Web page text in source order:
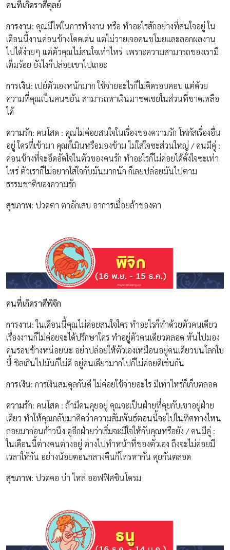
คนที่เกิดราศีตุลย์
การงาน: คุณมีไฟในการทำงาน หรือ ทำอะไรสักอย่างที่สนใจอยู่ ใน
เดือนนี้งานค่อนข้างโดดเด่น แต่ไม่วายเจอคนขโมยและลอกผลงาน
ไปได้ง่ายๆ แต่ตัวคุณไม่สนใจเท่าไหร่ เพราะความสามารถของเรามี
เต็มร้อย ยังไงก็ปล่อยเขาไปเถอะ
การเงิน: เปย์ตัวเองหนักมาก ใช้จ่ายอะไรก็ไม่คิดรอบคอบ แต่ด้วย
ความที่คุณเป็นคนขยัน สามารถหาเงินมาชดเชยในส่วนที่ขาดเหลือ
ได้
ความรัก: คนโสด : คุณไม่ค่อยสนใจในเรื่องของความรัก โฟกัสเรื่องอื่น
อยู่ ใครที่เข้ามา คุณก็เมินหรือมองข้าม ไม่ใส่ใจซะส่วนใหญ่ / คนมีคู่ :
ค่อนข้างที่จะอึดอัดใจในตัวของคนรัก ทำอะไรก็ไม่ค่อยได้ดั่งใจซะเท่า
ไหร่ ตัวเราก็ไม่อยากใส่ใจกับมันมากนัก ก็เลยปล่อยมันไปตาม
ธรรมชาติของความรัก
สุขภาพ: ปวดตา ตาอักเสบ อาการเมื่อยล้าของตา
คนที่เกิดราศีพิจิก
การงาน: ในเดือนนี้คุณไม่ค่อยสนใจใคร ทำอะไรก็ทำด้วยตัวคนเดียว
เรื่องงานก็ไม่ค่อยจะได้ปรึกษาใคร ทำอยู่ตัวคนเดียวตลอด หันไปมอง
คนรอบข้างหน่อยนะ อย่าปล่อยให้ตัวเองเหมือนอยู่คนเดียวบนโลกใบ
นี้ ชิลเกินไปมันก็ไม่ดี อยู่คนเดียวมากไปก็ไม่ค่อยดีเช่นกัน
การเงิน: การเงินสมดุลกันดี ไม่ค่อยใช้จ่ายอะไร มีเท่าไหร่ก็เก็บตลอด
ความรัก: คนโสด : ถ้ามีคนคุยอยู่ คุณจะเป็นฝ่ายที่คุยกับเขาอยู่ฝ่าย
เดียว ทำให้คุณกลับมาคิดว่าความสัมพันธ์ตอนนี้จะไปในทิศทางไหน
ถอยมาก่อนก้าวนึง ดูอีกฝ่ายว่าเริ่มจะมีใจให้กับคุณหรือยัง / คนมีคู่ :
ในเดือนนี้ต่างคนต่างอยู่ ต่างไปทำหน้าที่ของตัวเอง ถึงจะไม่ค่อยมี
เวลาให้กัน อย่างน้อยตอนกลางคืนก็โทรหากัน คุยกันตลอด
สุขภาพ: ปวดคอ บ่า ไหล่ ออฟฟิศซินโดรม